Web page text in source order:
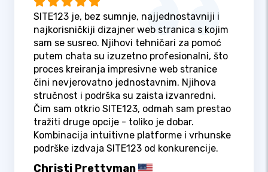
SITE123 je, bez sumnje, najjednostavniji i
najkorisničkiji dizajner web stranica s kojim
sam se susreo. Njihovi tehničari za pomoć
putem chata su izuzetno profesionalni, što
proces kreiranja impresivne web stranice
čini nevjerovatno jednostavnim. Njihova
stručnost i podrška su zaista izvanredni.
Čim sam otkrio SITE123, odmah sam prestao
tražiti druge opcije - toliko je dobar.
Kombinacija intuitivne platforme i vrhunske
podrške izdvaja SITE123 od konkurencije.
Christi Prettyman